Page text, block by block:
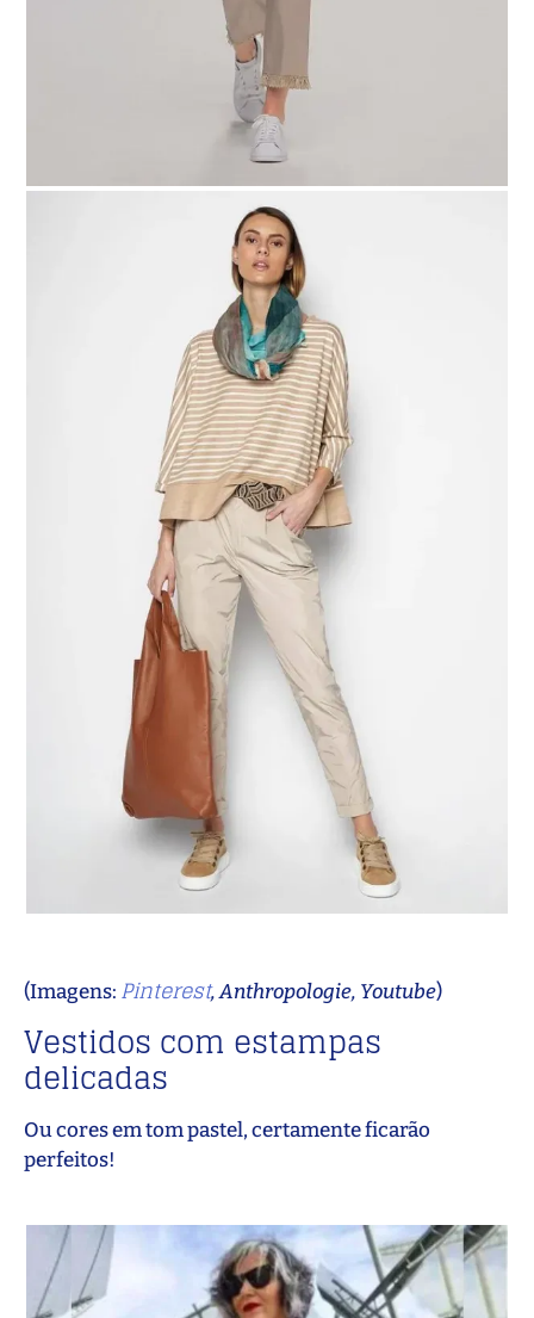
(Imagens: Pinterest, Anthropologie, Youtube)
Vestidos com estampas
delicadas
Ou cores em tom pastel, certamente ficarão
perfeitos!